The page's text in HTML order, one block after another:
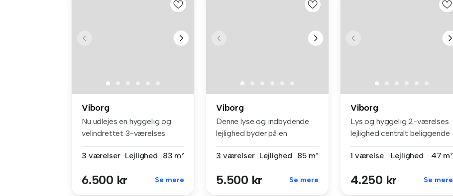
Viborg
Nu udlejes en hyggelig og
velindrettet 3-værelses
3 værelser Lejlighed 83 m²
6.500 kr Se mere
Viborg
Denne lyse og indbydende
lejlighed byder på en
3 værelser Lejlighed 85 m²
5.500 kr Se mere
Viborg
Lys og hyggelig 2-værelses
lejlighed centralt beliggende
1 værelse
Lejlighed 47 m²
4.250 kr Se mere